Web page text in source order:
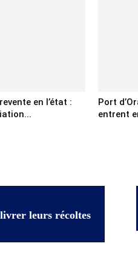
en l’état :
Port
entrent
leurs récoltes